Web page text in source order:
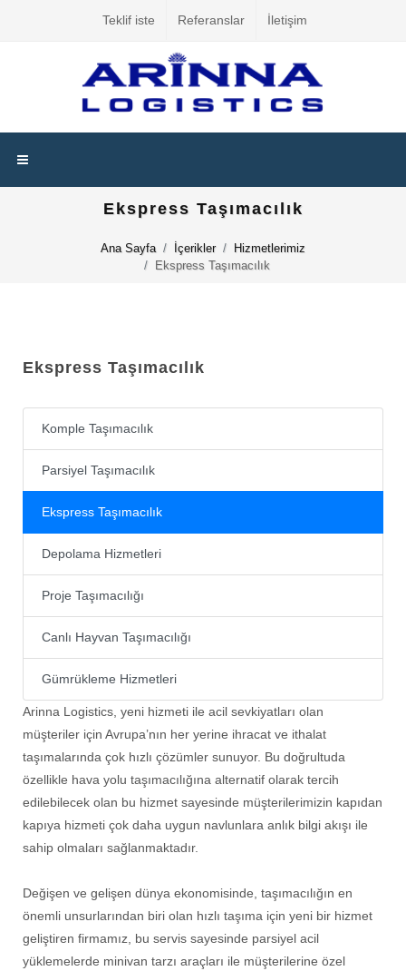
Teklif iste Referanslar İletişim
Ekspress Taşımacılık
Ana Sayfa İçerikler
Hizmetlerimiz
Ekspress Taşımacılık
Ekspress Taşımacılık
Komple Taşımacılık
Parsiyel Taşımacılık
Ekspress Taşımacılık
Depolama Hizmetleri
Proje Taşımacılığı
Canlı Hayvan Taşımacılığı
Gümrükleme Hizmetleri
Arinna Logistics, yeni hizmeti ile acil sevkiyatları olan
müşteriler için Avrupa’nın her yerine ihracat ve ithalat
taşımalarında çok hızlı çözümler sunuyor. Bu doğrultuda
özellikle hava yolu taşımacılığına alternatif olarak tercih
edilebilecek olan bu hizmet sayesinde müşterilerimizin kapıdan
kapıya hizmeti çok daha uygun navlunlara anlık bilgi akışı ile
sahip olmaları sağlanmaktadır.
Değişen ve gelişen dünya ekonomisinde, taşımacılığın en
önemli unsurlarından biri olan hızlı taşıma için yeni bir hizmet
geliştiren firmamız, bu servis sayesinde parsiyel acil
yüklemelerde minivan tarzı araçları ile müşterilerine özel